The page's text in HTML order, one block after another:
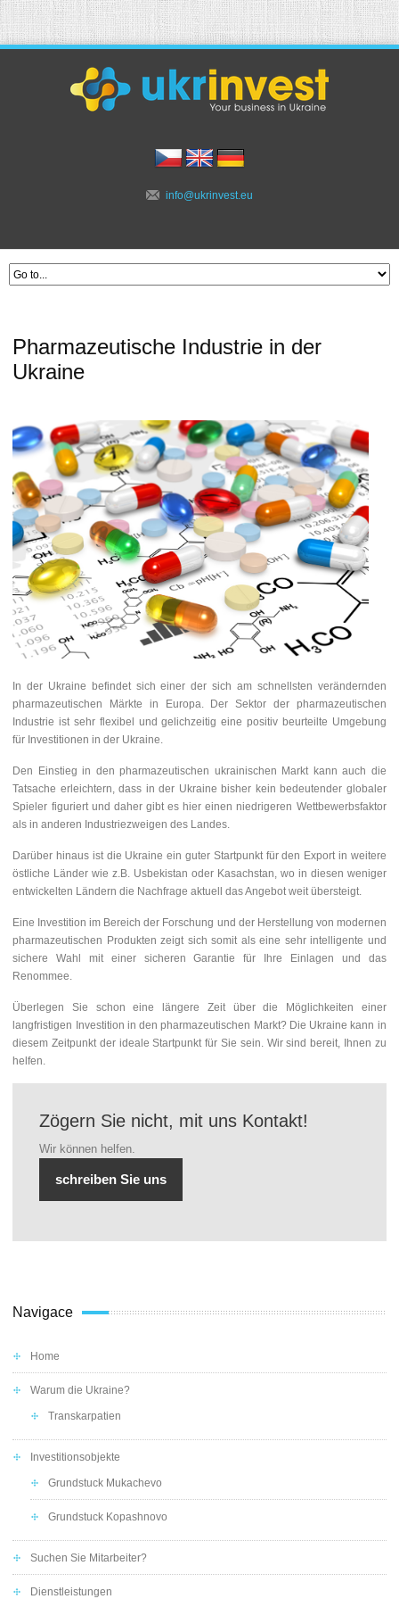
info@ukrinvest.eu
Pharmazeutische Industrie in der
Ukraine
In der Ukraine befindet sich einer der sich am schnellsten verändernden
pharmazeutischen Märkte in Europa. Der Sektor der pharmazeutischen
Industrie ist sehr flexibel und gelichzeitig eine positiv beurteilte Umgebung
für Investitionen in der Ukraine.
Den Einstieg in den pharmazeutischen ukrainischen Markt kann auch die
Tatsache erleichtern, dass in der Ukraine bisher kein bedeutender globaler
Spieler figuriert und daher gibt es hier einen niedrigeren Wettbewerbsfaktor
als in anderen Industriezweigen des Landes.
Darüber hinaus ist die Ukraine ein guter Startpunkt für den Export in weitere
östliche Länder wie z.B. Usbekistan oder Kasachstan, wo in diesen weniger
entwickelten Ländern die Nachfrage aktuell das Angebot weit übersteigt.
Eine Investition im Bereich der Forschung und der Herstellung von modernen
pharmazeutischen Produkten zeigt sich somit als eine sehr intelligente und
sichere Wahl mit einer sicheren Garantie für Ihre Einlagen und das
Renommee.
Überlegen Sie schon eine längere Zeit über die Möglichkeiten einer
langfristigen Investition in den pharmazeutischen Markt? Die Ukraine kann in
diesem Zeitpunkt der ideale Startpunkt für Sie sein. Wir sind bereit, Ihnen zu
helfen.
Zögern Sie nicht, mit uns Kontakt!
Wir können helfen.
schreiben Sie uns
Navigace
Home
Warum die Ukraine?
Transkarpatien
Investitionsobjekte
Grundstuck Mukachevo
Grundstuck Kopashnovo
Suchen Sie Mitarbeiter?
Dienstleistungen